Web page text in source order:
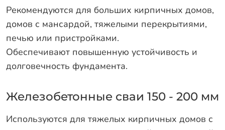
Рекомендуются для больших кирпичных домов,
домов с мансардой, тяжелыми перекрытиями,
печью или пристройками.
Обеспечивают повышенную устойчивость и
долговечность фундамента.
Железобетонные сваи 150 - 200 мм
Используются для тяжелых кирпичных домов с